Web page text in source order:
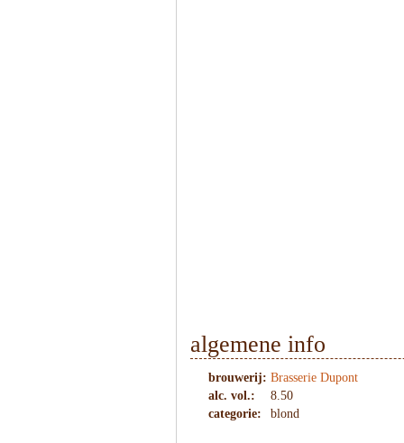
algemene info
brouwerij: Brasserie Dupont
alc. vol.:
8.50
categorie:
blond